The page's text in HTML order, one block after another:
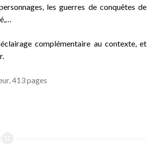
les guerres de conquêtes de
complémentaire au contexte, et
413 pages